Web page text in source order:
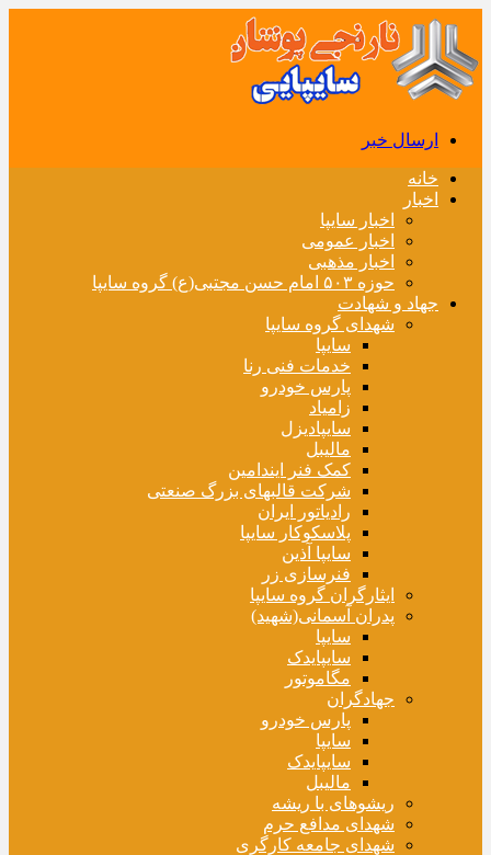
ارسال خبر
خانه
اخبار
اخبار سایپا
اخبار عمومی
اخبار مذهبی
حوزه ۵۰۳ امام حسن مجتبی(ع) گروه سایپا
جهاد و شهادت
شهدای گروه سایپا
سایپا
خدمات فنی رنا
پارس خودرو
زامیاد
سایپادیزل
مالیبل
کمک فنر ایندامین
شرکت قالبهای بزرگ صنعتی
رادیاتور ایران
پلاسکوکار سایپا
سایپا آذین
فنرسازی زر
ایثارگران گروه سایپا
پدران آسمانی(شهید)
سایپا
سایپایدک
مگاموتور
جهادگران
پارس خودرو
سایپا
سایپایدک
مالیبل
ریشوهای با ریشه
شهدای مدافع حرم
شهدای جامعه کارگری